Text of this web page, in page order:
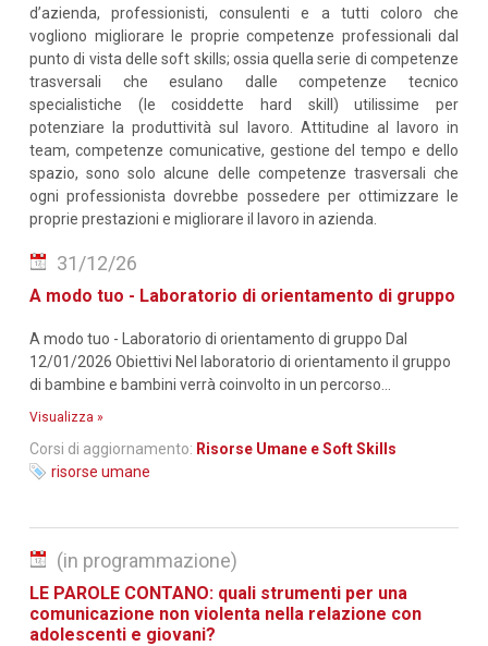
d’azienda, professionisti, consulenti e a tutti coloro che
vogliono migliorare le proprie competenze professionali dal
punto di vista delle soft skills; ossia quella serie di competenze
trasversali che esulano dalle competenze tecnico
specialistiche (le cosiddette hard skill) utilissime per
potenziare la produttività sul lavoro. Attitudine al lavoro in
team, competenze comunicative, gestione del tempo e dello
spazio, sono solo alcune delle competenze trasversali che
ogni professionista dovrebbe possedere per ottimizzare le
proprie prestazioni e migliorare il lavoro in azienda.
A modo tuo - Laboratorio di orientamento di gruppo
A modo tuo - Laboratorio di orientamento di gruppo Dal
12/01/2026 Obiettivi Nel laboratorio di orientamento il gruppo
di bambine e bambini verrà coinvolto in un percorso...
Visualizza »
Corsi di aggiornamento: Risorse Umane e Soft Skills
31/12/26
risorse umane
LE PAROLE CONTANO: quali strumenti per una
comunicazione non violenta nella relazione con
adolescenti e giovani?
(in programmazione)